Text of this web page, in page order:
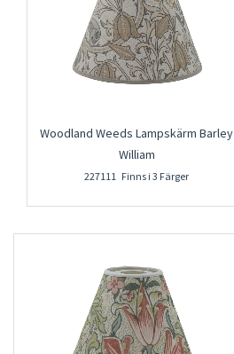
Woodland Weeds Lampskärm Barley
William
227111 Finns i 3 Färger